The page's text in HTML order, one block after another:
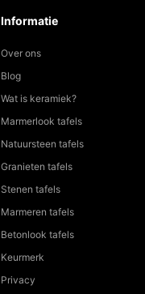
Informatie
Over ons
Blog
Wat is keramiek?
Marmerlook tafels
Natuursteen tafels
Granieten tafels
Stenen tafels
Marmeren tafels
Betonlook tafels
Keurmerk
Privacy